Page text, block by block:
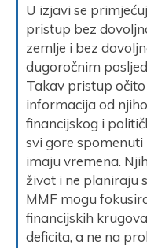
U izjavi se
pristup bez
zemlje i bez
dugoročnim
Takav pristup
informacija od
financijskog i
svi gore spomenuti
imaju vremena.
život i ne planiraju
MMF mogu
financijskih
deficita, a ne na